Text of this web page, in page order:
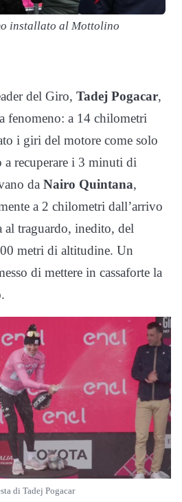
installato al Mottolino
del Giro, Tadej Pogacar,
fenomeno: a 14 chilometri
i giri del motore come solo
a recuperare i 3 minuti di
da Nairo Quintana,
a 2 chilometri dall’arrivo
al traguardo, inedito, del
metri di altitudine. Un
di mettere in cassaforte la
di Tadej Pogacar